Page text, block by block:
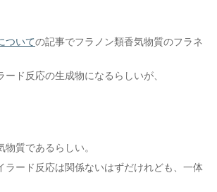
ついての記事でフラノン類香気物質のフラネ
ード反応の生成物になるらしいが、
質であるらしい。
ラード反応は関係ないはずだけれども、一体